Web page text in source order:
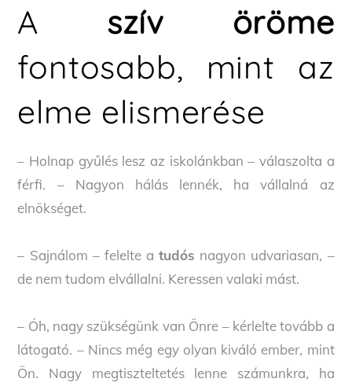
A szív öröme
fontosabb, mint az
elme elismerése
– Holnap gyűlés lesz az iskolánkban – válaszolta a
férfi. – Nagyon hálás lennék, ha vállalná az
elnökséget.
– Sajnálom – felelte atudós nagyon udvariasan, –
de nem tudom elvállalni. Keressen valaki mást.
– Óh, nagy szükségünk van Önre – kérlelte tovább a
látogató. – Nincs még egy olyan kiváló ember, mint
Ön. Nagy megtiszteltetés lenne számunkra, ha